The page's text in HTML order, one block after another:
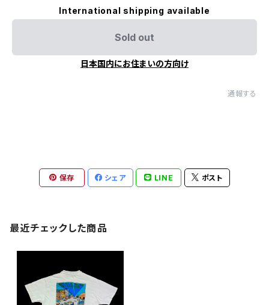
International shipping available
Sold out
日本国内にお住まいの方向け
通報する
保存 シェア LINE ポスト
最近チェックした商品